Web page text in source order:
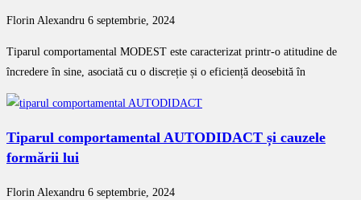
Florin Alexandru 6 septembrie, 2024
Tiparul comportamental MODEST este caracterizat printr-o atitudine de
încredere în sine, asociată cu o discreție și o eficiență deosebită în
Tiparul comportamental AUTODIDACT și cauzele
formării lui
Florin Alexandru 6 septembrie, 2024